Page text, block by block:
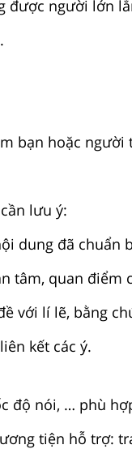
được người lớn
bạn hoặc người
lưu ý:
dung đã chuẩn
tâm, quan điểm
với lí lẽ, bằng
kết các ý.
độ nói, … phù
tiện hỗ trợ: